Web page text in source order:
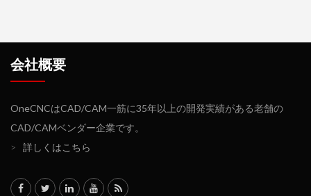
会社概要
OneCNCはCAD/CAM一筋に35年以上の開発実績がある老舗の
CAD/CAMベンダー企業です。
>
詳しくはこちら